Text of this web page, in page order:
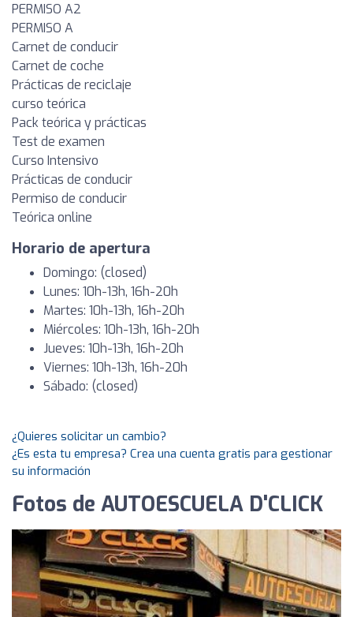
PERMISO A2
PERMISO A
Carnet de conducir
Carnet de coche
Prácticas de reciclaje
curso teórica
Pack teórica y prácticas
Test de examen
Curso Intensivo
Prácticas de conducir
Permiso de conducir
Teórica online
Horario de apertura
Domingo: (closed)
Lunes: 10h-13h, 16h-20h
Martes: 10h-13h, 16h-20h
Miércoles: 10h-13h, 16h-20h
Jueves: 10h-13h, 16h-20h
Viernes: 10h-13h, 16h-20h
Sábado: (closed)
¿Quieres solicitar un cambio?
¿Es esta tu empresa? Crea una cuenta gratis para gestionar
su información
Fotos de AUTOESCUELA D'CLICK